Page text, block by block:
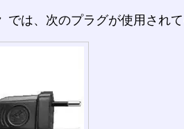
では、次のプラグが使用され